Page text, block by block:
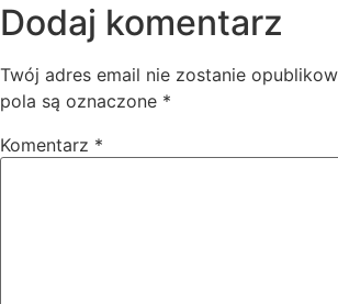
Dodaj komentarz
Twój adres email nie zostanie
pola są oznaczone *
Komentarz *